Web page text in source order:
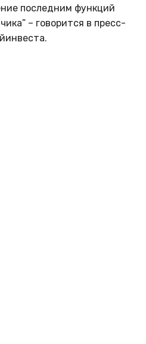
последним функций
– говорится в пресс-